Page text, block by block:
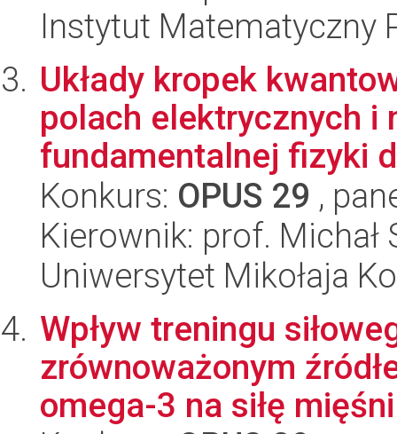
Instytut Matematyczny
Układy kropek
polach elektrycznych i
fundamentalnej fizyki
Konkurs: OPUS 29 ,
Kierownik: prof. Michał
Uniwersytet Mikołaja
Wpływ treningu
zrównoważonym
omega-3 na siłę